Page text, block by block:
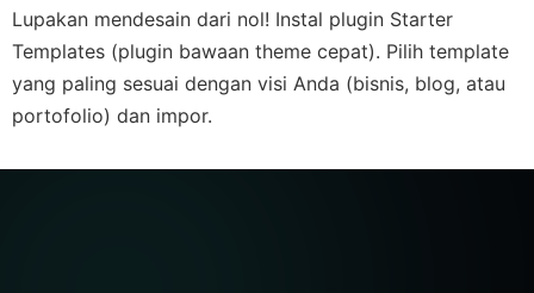
Lupakan mendesain dari nol! Instal plugin Starter
Templates (plugin bawaan theme cepat). Pilih template
yang paling sesuai dengan visi Anda (bisnis, blog, atau
portofolio) dan impor.